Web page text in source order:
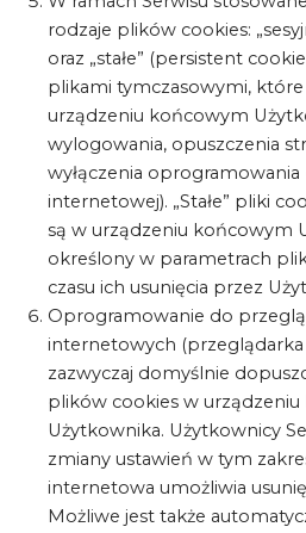
rodzaje plików cookies:
oraz „stałe” (persistent
plikami tymczasowymi,
urządzeniu końcowym
wylogowania, opuszczenia
wyłączenia
internetowej). „Stałe” pliki
są w urządzeniu końcowym
określony w parametrach
czasu ich usunięcia przez
Oprogramowanie do
internetowych
zazwyczaj domyślnie
plików cookies w
Użytkownika. Użytkownicy
zmiany ustawień w tym
internetowa umożliwia
Możliwe jest także